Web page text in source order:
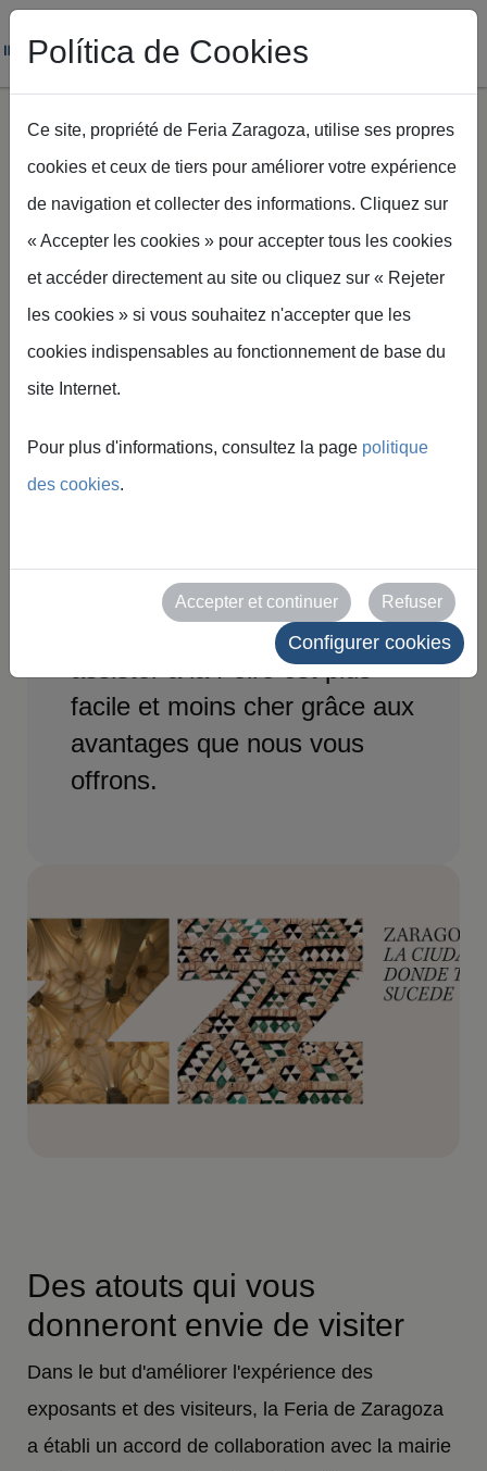
Aller au contenu principal
Fil d'Ariane
Réductions
exclusives
visite à Feria
Voyager à Saragosse et
assister à la Foire est plus
facile et moins cher grâce aux
avantages que nous vous
offrons.
Des atouts qui vous
donneront envie de visiter
Dans le but d'améliorer l'expérience des
exposants et des visiteurs, la Feria de Zaragoza
a établi un accord de collaboration avec la mairie
Política de Cookies
Ce site, propriété de Feria Zaragoza, utilise ses propres
cookies et ceux de tiers pour améliorer votre expérience
de navigation et collecter des informations. Cliquez sur
« Accepter les cookies » pour accepter tous les cookies
et accéder directement au site ou cliquez sur « Rejeter
les cookies » si vous souhaitez n'accepter que les
cookies indispensables au fonctionnement de base du
site Internet.
Pour plus d'informations, consultez la page politique
des cookies.
Accepter et continuer Refuser
Configurer cookies